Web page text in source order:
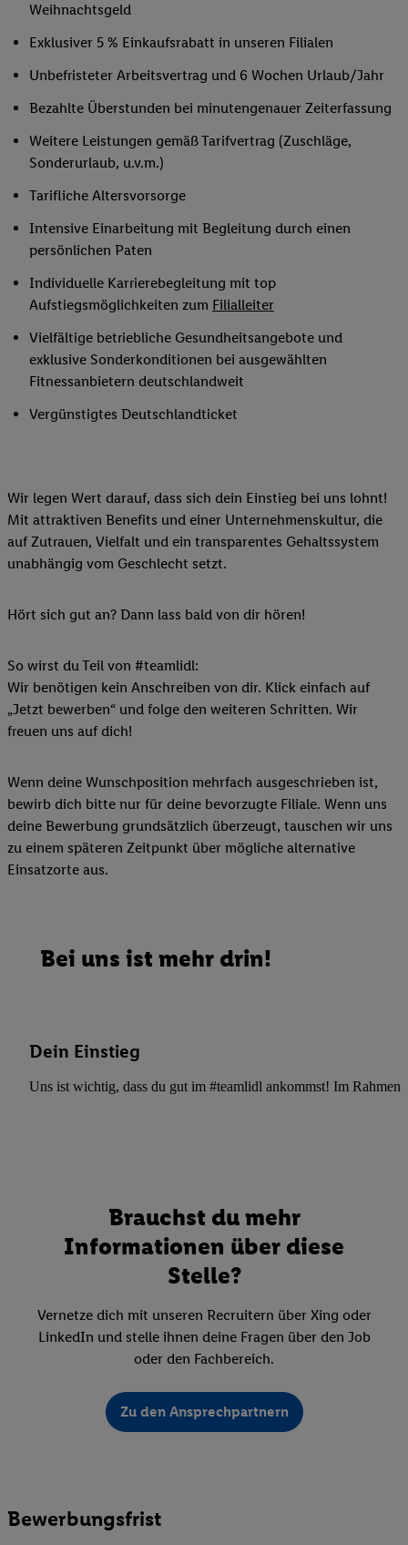
Weihnachtsgeld
Exklusiver 5 % Einkaufsrabatt in unseren Filialen
Unbefristeter Arbeitsvertrag und 6 Wochen Urlaub/Jahr
Bezahlte Überstunden bei minutengenauer Zeiterfassung
Weitere Leistungen gemäß Tarifvertrag (Zuschläge,
Sonderurlaub, u.v.m.)
Tarifliche Altersvorsorge
Intensive Einarbeitung mit Begleitung durch einen
persönlichen Paten
Individuelle Karrierebegleitung mit top
Aufstiegsmöglichkeiten zum Filialleiter
Vielfältige betriebliche Gesundheitsangebote und
exklusive Sonderkonditionen bei ausgewählten
Fitnessanbietern deutschlandweit
Vergünstigtes Deutschlandticket
Wir legen Wert darauf, dass sich dein Einstieg bei uns lohnt!
Mit attraktiven Benefits und einer Unternehmenskultur, die
auf Zutrauen, Vielfalt und ein transparentes Gehaltssystem
unabhängig vom Geschlecht setzt.
Hört sich gut an? Dann lass bald von dir hören!
So wirst du Teil von #teamlidl:
Wir benötigen kein Anschreiben von dir. Klick einfach auf
„Jetzt bewerben“ und folge den weiteren Schritten. Wir
freuen uns auf dich!
Wenn deine Wunschposition mehrfach ausgeschrieben ist,
bewirb dich bitte nur für deine bevorzugte Filiale. Wenn uns
deine Bewerbung grundsätzlich überzeugt, tauschen wir uns
zu einem späteren Zeitpunkt über mögliche alternative
Einsatzorte aus.
Bei uns ist mehr drin!
Dein Einstieg
Uns ist wichtig, dass du gut im #teamlidl ankommst! Im Rahmen
Brauchst du mehr
Informationen über diese
Stelle?
Vernetze dich mit unseren Recruitern über Xing oder
LinkedIn und stelle ihnen deine Fragen über den Job
oder den Fachbereich.
Zu den Ansprechpartnern
Bewerbungsfrist